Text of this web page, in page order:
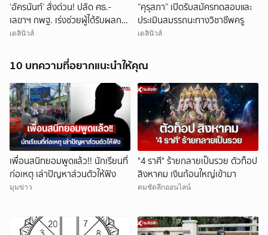
‘อัครนันท์’ สั่งด่วน! ปลัด ศธ.-
เลขาฯ กพฐ. เร่งช่วยผู้ได้รับผลกระ
ทบ เหตุยิงในโรงเรียน
เดลินิวส์
“คุรุสภา” เปิดรับสมัครทดสอบและ
ประเมินสมรรถนะทางวิชาชีพครู
เดลินิวส์
10 บทความที่อยากแนะนำให้คุณ
เพื่อนสนิทยอมพูดแล้ว!! นักเรียนที่
ก่อเหตุ เล่าปัญหาส่วนตัวให้ฟัง
มุมข่าว
"4 ราศี" ร้ายกลายเป็นรวย ตัวท็อป
สิงหาคม เงินก้อนใหญ่เข้ามา
คมชัดลึกออนไลน์